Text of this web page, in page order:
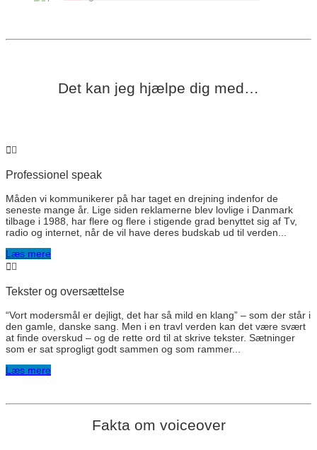
Det kan jeg hjælpe dig med…
Professionel speak
Måden vi kommunikerer på har taget en drejning indenfor de
seneste mange år. Lige siden reklamerne blev lovlige i Danmark
tilbage i 1988, har flere og flere i stigende grad benyttet sig af Tv,
radio og internet, når de vil have deres budskab ud til verden...
Læs mere
Tekster og oversættelse
“Vort modersmål er dejligt, det har så mild en klang” – som der står i
den gamle, danske sang. Men i en travl verden kan det være svært
at finde overskud – og de rette ord til at skrive tekster. Sætninger
som er sat sprogligt godt sammen og som rammer...
Læs mere
Fakta om voiceover